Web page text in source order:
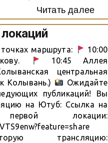
исполнил свою...
Читать далее
маршрута:
10:00
10:45 Аллея
центральная
Колывань.)
Ожидайте
публикаций! Вы
на Ютуб: Ссылка на
локации:
трансляцию: